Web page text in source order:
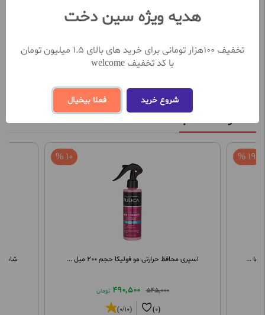
تعداد نظرات ثبت شده تا کنون 0
نظر خود را در خصوص این محصول ثبت کنید
ثبت و ارسال نظر
محصولات مشابه
اسپری محافظ حرارتی مو فولیکا حجم 200 میل ...
545,000
490,500 تومان
10 %
(0)
(0/10)
...
19 %
هدیه ویژه سین دخت
تخفیف 100هزار تومانی برای خرید های بالای 1.5 میلیون تومان
با کد تخفیف welcome
شروع خرید فعلا بیخیال